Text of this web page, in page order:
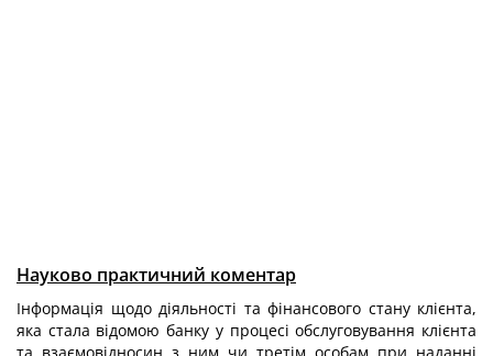
Науково практичний коментар
Інформація щодо діяльності та фінансового стану клієнта,
яка стала відомою банку у процесі обслуговування клієнта